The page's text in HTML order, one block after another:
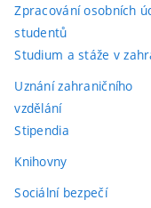
Zpracování osobních
studentů
Studium a stáže v
Uznání zahraničního
vzdělání
Stipendia
Knihovny(externí
Sociální bezpečí